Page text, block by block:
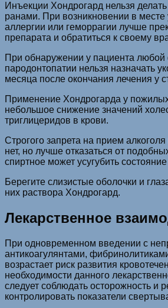
Инъекции Хондрогард нельзя
ранами. При возникновении в месте
аллергии или геморрагии лучше
препарата и обратиться к своему
При обнаружении у пациента
пародонтопатии нельзя назначать
месяца после окончания лечения у
Применение Хондрогарда у
небольшое снижение значений
триглицеридов в крови.
Строгого запрета на прием
нет, но лучше отказаться от
спиртное может усугубить
Берегите слизистые оболочки и
них раствора Хондрогард.
Лекарственное
При одновременном введении с
антикоагулянтами,
возрастает риск развития
необходимости данного
следует соблюдать осторожность и
контролировать показатели